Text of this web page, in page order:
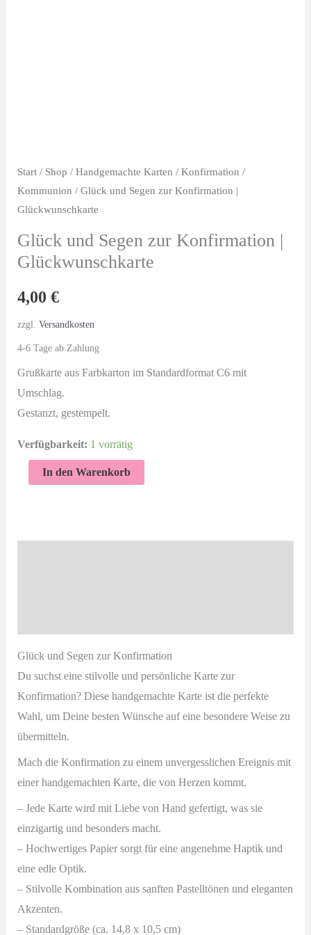
Start/ Shop / Handgemachte Karten / Konfirmation /
Kommunion / Glück und Segen zur Konfirmation |
Glückwunschkarte
Glück und Segen zur Konfirmation |
Glückwunschkarte
4,00 €
zzgl. Versandkosten
4-6 Tage ab Zahlung
Grußkarte aus Farbkarton im Standardformat C6 mit
Umschlag.
Gestanzt, gestempelt.
Verfügbarkeit: 1 vorrätig
GlückIn den Warenkorb
Glück und Segen zur Konfirmation
Du suchst eine stilvolle und persönliche Karte zur
Konfirmation? Diese handgemachte Karte ist die perfekte
Wahl, um Deine besten Wünsche auf eine besondere Weise zu
übermitteln.
Mach die Konfirmation zu einem unvergesslichen Ereignis mit
einer handgemachten Karte, die von Herzen kommt.
– Jede Karte wird mit Liebe von Hand gefertigt, was sie
einzigartig und besonders macht.
– Hochwertiges Papier sorgt für eine angenehme Haptik und
eine edle Optik.
– Stilvolle Kombination aus sanften Pastelltönen und eleganten
Akzenten.
– Standardgröße (ca. 14,8 x 10,5 cm)